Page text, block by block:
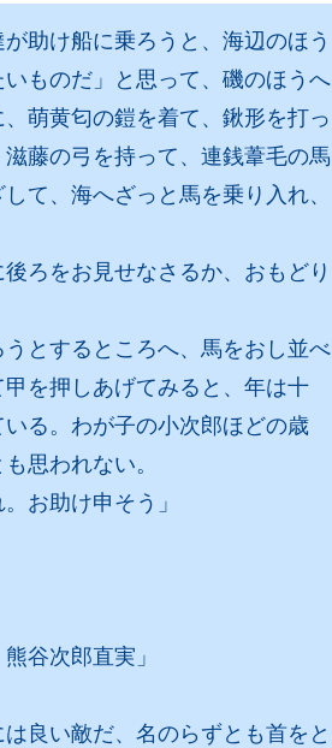
助け船に乗ろうと、海辺のほう
ものだ」と思って、磯のほうへ
萌黄匂の鎧を着て、鍬形を打っ
藤の弓を持って、連銭葦毛の馬
て、海へざっと馬を乗り入れ、
ろをお見せなさるか、おもどり
とするところへ、馬をおし並べ
を押しあげてみると、年は十
る。わが子の小次郎ほどの歳
思われない。
お助け申そう」
谷次郎直実」
良い敵だ、名のらずとも首をと